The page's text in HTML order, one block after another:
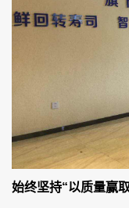
始终坚持“以质量赢